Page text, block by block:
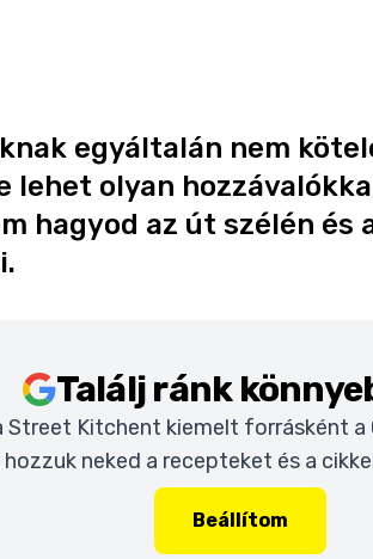
egyáltalán nem
lehet olyan
hagyod az út szélén és
Találj ránk
Street Kitchent kiemelt forrásként a
hozzuk neked a recepteket és a
Beállítom